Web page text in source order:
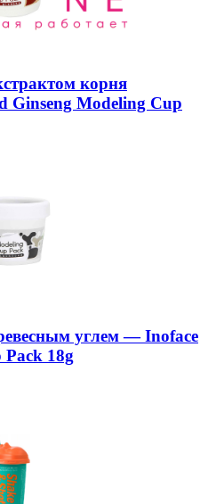
корня
Ginseng Modeling Cup
углем — Inoface
18g